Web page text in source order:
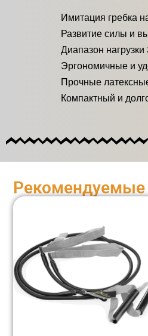
Имитация гребка
Развитие силы и
Диапазон нагрузки
Эргономичные и
Прочные
Компактный и
Рекомендуемые